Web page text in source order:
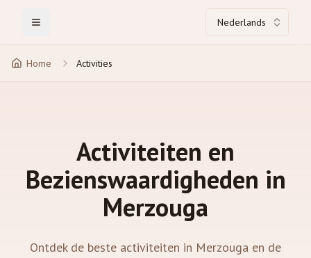
Toggle Menu Nederlands
Home Activities
Activiteiten en
Bezienswaardigheden in
Merzouga
Ontdek de beste activiteiten in Merzouga en de